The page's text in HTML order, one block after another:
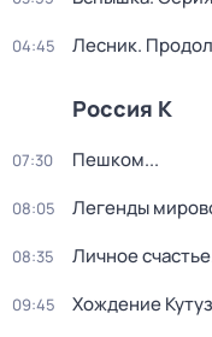
04:45 Лесник.
Россия К
07:30 Пешком...
08:05 Легенды
08:35 Личное счастье
09:45 Хождение